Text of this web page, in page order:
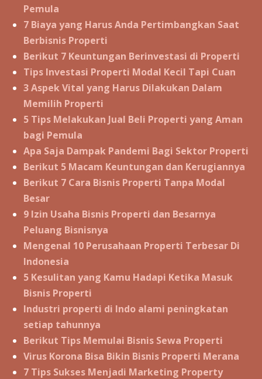
Pemula
7 Biaya yang Harus Anda Pertimbangkan Saat
Berbisnis Properti
Berikut 7 Keuntungan Berinvestasi di Properti
Tips Investasi Properti Modal Kecil Tapi Cuan
3 Aspek Vital yang Harus Dilakukan Dalam
Memilih Properti
5 Tips Melakukan Jual Beli Properti yang Aman
bagi Pemula
Apa Saja Dampak Pandemi Bagi Sektor Properti
Berikut 5 Macam Keuntungan dan Kerugiannya
Berikut 7 Cara Bisnis Properti Tanpa Modal
Besar
9 Izin Usaha Bisnis Properti dan Besarnya
Peluang Bisnisnya
Mengenal 10 Perusahaan Properti Terbesar Di
Indonesia
5 Kesulitan yang Kamu Hadapi Ketika Masuk
Bisnis Properti
Industri properti di Indo alami peningkatan
setiap tahunnya
Berikut Tips Memulai Bisnis Sewa Properti
Virus Korona Bisa Bikin Bisnis Properti Merana
7 Tips Sukses Menjadi Marketing Property